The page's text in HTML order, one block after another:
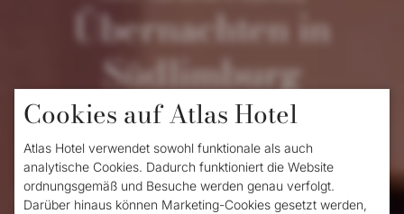
Übernachten in
Südlimburg
Radfahren und das Entdecken neuer Orte?
Dann ist Südlimburg der richtige Ort für Sie.
Cookies auf Atlas Hotel
Atlas Hotel verwendet sowohl funktionale als auch
analytische Cookies. Dadurch funktioniert die Website
ordnungsgemäß und Besuche werden genau verfolgt.
Darüber hinaus können Marketing-Cookies gesetzt werden,